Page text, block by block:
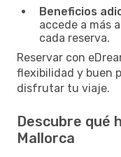
Beneficios
accede a más
cada reserva.
Reservar con
flexibilidad y buen
disfrutar tu viaje.
Descubre qué
Mallorca